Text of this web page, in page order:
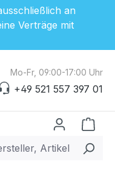
an
Verträge mit
Mo-Fr, 09:00-17:00 Uhr
+49 521 557 397 01